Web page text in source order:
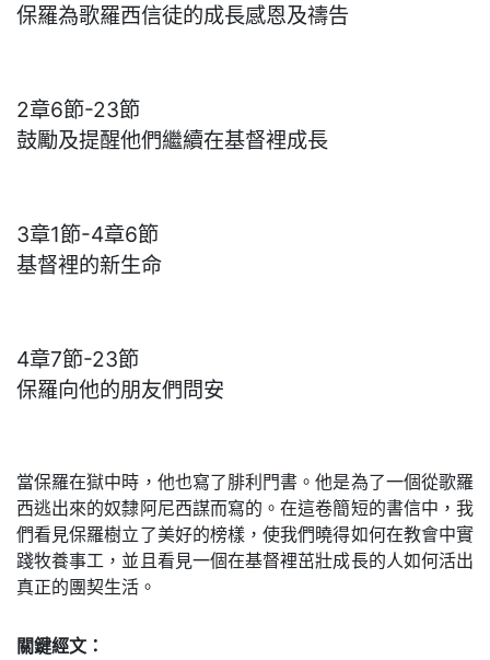
保羅為歌羅西信徒的成長感恩及禱告
2章6節-23節
鼓勵及提醒他們繼續在基督裡成長
3章1節-4章6節
基督裡的新生命
4章7節-23節
保羅向他的朋友們問安
當保羅在獄中時，他也寫了腓利門書。他是為了一個從歌羅
西逃出來的奴隸阿尼西謀而寫的。在這卷簡短的書信中，我
們看見保羅樹立了美好的榜樣，使我們曉得如何在教會中實
踐牧養事工，並且看見一個在基督裡茁壯成長的人如何活出
真正的團契生活。
關鍵經文：